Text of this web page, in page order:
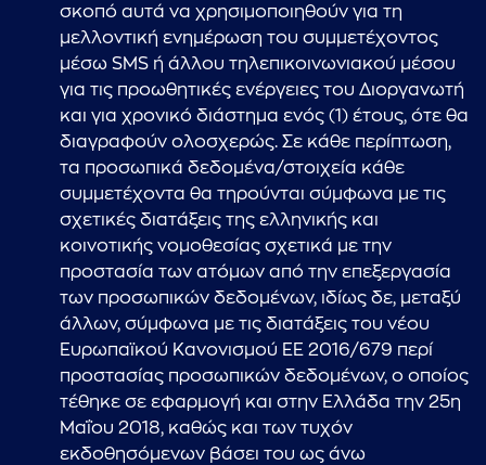
σκοπό αυτά να χρησιμοποιηθούν για τη
μελλοντική ενημέρωση του συμμετέχοντος
μέσω SMS ή άλλου τηλεπικοινωνιακού μέσου
για τις προωθητικές ενέργειες του Διοργανωτή
και για χρονικό διάστημα ενός (1) έτους, ότε θα
διαγραφούν ολοσχερώς. Σε κάθε περίπτωση,
τα προσωπικά δεδομένα/στοιχεία κάθε
συμμετέχοντα θα τηρούνται σύμφωνα με τις
σχετικές διατάξεις της ελληνικής και
κοινοτικής νομοθεσίας σχετικά με την
προστασία των ατόμων από την επεξεργασία
των προσωπικών δεδομένων, ιδίως δε, μεταξύ
άλλων, σύμφωνα με τις διατάξεις του νέου
Ευρωπαϊκού Κανονισμού ΕΕ 2016/679 περί
προστασίας προσωπικών δεδομένων, ο οποίος
τέθηκε σε εφαρμογή και στην Ελλάδα την 25η
Μαΐου 2018, καθώς και των τυχόν
εκδοθησόμενων βάσει του ως άνω